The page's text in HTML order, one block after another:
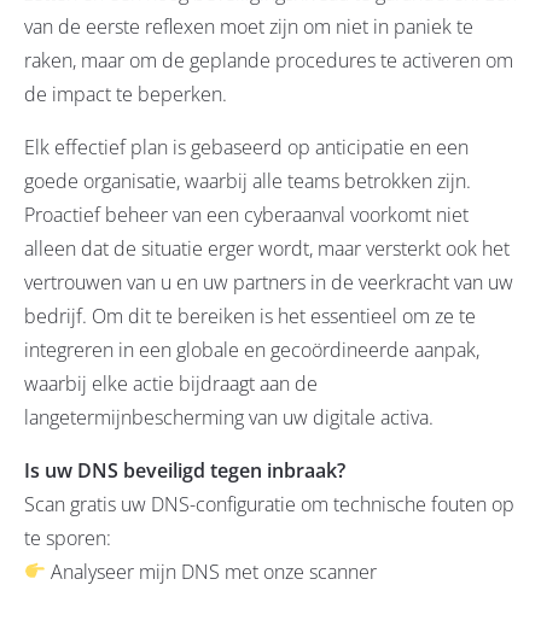
van de eerste reflexen moet zijn om niet in paniek te
raken, maar om de geplande procedures te activeren om
de impact te beperken.
Elk effectief plan is gebaseerd op anticipatie en een
goede organisatie, waarbij alle teams betrokken zijn.
Proactief beheer van een cyberaanval voorkomt niet
alleen dat de situatie erger wordt, maar versterkt ook het
vertrouwen van u en uw partners in de veerkracht van uw
bedrijf. Om dit te bereiken is het essentieel om ze te
integreren in een globale en gecoördineerde aanpak,
waarbij elke actie bijdraagt aan de
langetermijnbescherming van uw digitale activa.
Is uw DNS beveiligd tegen inbraak?
Scan gratis uw DNS-configuratie om technische fouten op
te sporen:
Analyseer mijn DNS met onze scanner